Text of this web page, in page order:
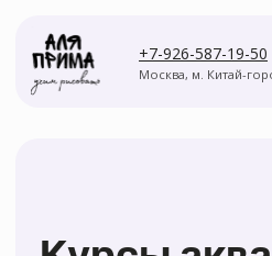
Москва, м. Китай-город